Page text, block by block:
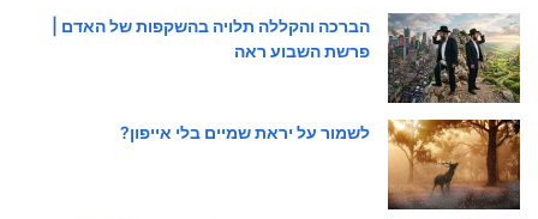
הברכה והקללה תלויה בהשקפות של האדם |
פרשת השבוע ראה
לשמור על יראת שמיים בלי אייפון?